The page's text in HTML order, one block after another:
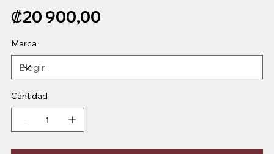
Precio
₡20 900,00
Marca
Cantidad